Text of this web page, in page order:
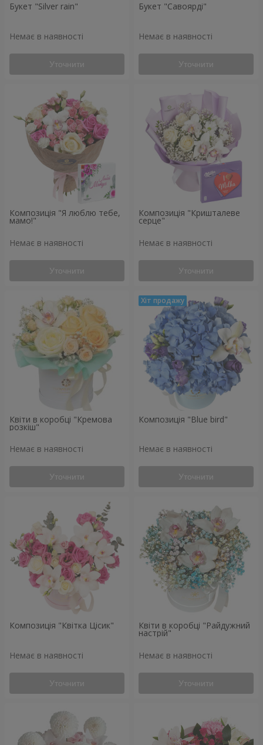
Букет "Silver rain"
Немає в наявності
Уточнити
Букет "Савоярді"
Немає в наявності
Уточнити
Композиція "Я люблю тебе,
мамо!"
Немає в наявності
Уточнити
Композиція "Кришталеве
серце"
Немає в наявності
Уточнити
Квіти в коробці "Кремова
розкіш"
Немає в наявності
Уточнити
Композиція "Blue bird"
Немає в наявності
Уточнити
Композиція "Квітка Цісик"
Немає в наявності
Уточнити
Квіти в коробці "Райдужний
настрій"
Немає в наявності
Уточнити